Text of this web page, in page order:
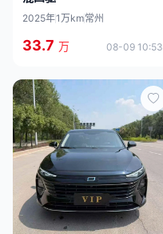
2025年1万km常州
33.7 万 08-09 10:53